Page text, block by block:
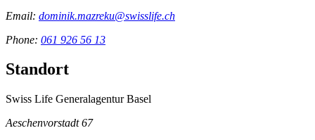
Email: dominik.mazreku@swisslife.ch
Phone: 061 926 56 13
Standort
Swiss Life Generalagentur Basel
Aeschenvorstadt 67